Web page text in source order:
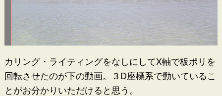
カリング・ライティングをなしにしてX軸で板ポリを
回転させたのが下の動画。３D座標系で動いているこ
とがお分かりいただけると思う。